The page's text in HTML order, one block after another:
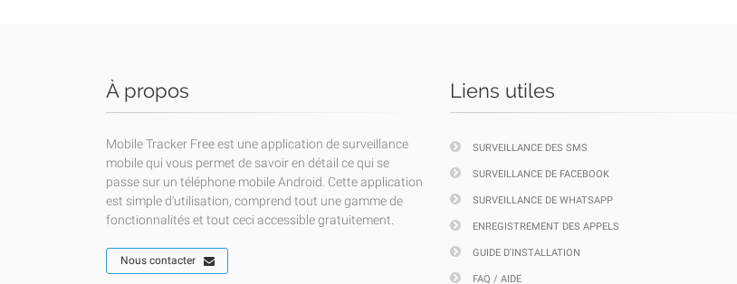
À propos
Mobile Tracker Free est une application de surveillance
mobile qui vous permet de savoir en détail ce qui se
passe sur un téléphone mobile Android. Cette application
est simple d'utilisation, comprend tout une gamme de
fonctionnalités et tout ceci accessible gratuitement.
Nous contacter
Liens utiles
SURVEILLANCE DES SMS
SURVEILLANCE DE FACEBOOK
SURVEILLANCE DE WHATSAPP
ENREGISTREMENT DES APPELS
GUIDE D'INSTALLATION
FAQ / AIDE